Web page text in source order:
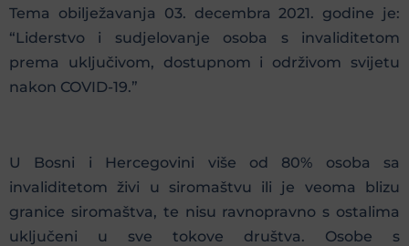
Tema obilježavanja 03. decembra 2021. godine je:
“Liderstvo i sudjelovanje osoba s invaliditetom
prema uključivom, dostupnom i održivom svijetu
nakon COVID-19.”
U Bosni i Hercegovini više od 80% osoba sa
invaliditetom živi u siromaštvu ili je veoma blizu
granice siromaštva, te nisu ravnopravno s ostalima
uključeni u sve tokove društva. Osobe s